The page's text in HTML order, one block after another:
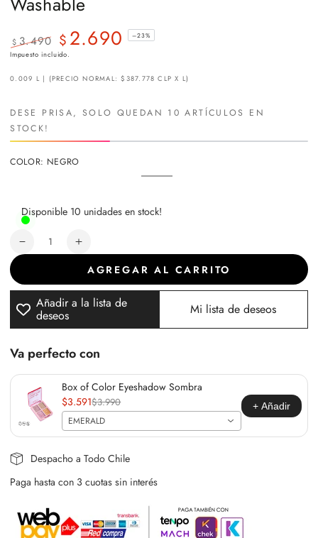
Precio
$ 3.490
Precio
venta
$2.690 –23%
Impuesto incluido.
0.009 L | (PRECIO NORMAL: $387.778 CLP X L)
DESE PRISA, SOLO QUEDAN 10 ARTÍCULOS EN
STOCK!
COLOR: NEGRO
Negro
Variante
no
disponible
Disponible 10 unidades en stock!
Cantidad
Reducir
Máscara
de
Pestaña
Max
Volume
Washable
Aumentar
para
Máscara
de
Max
Washable
AGREGAR AL CARRITO
Añadir a la lista de
deseos Mi lista de deseos
Va perfecto con
Box of Color Eyeshadow Sombra
$3.591$3.990
EMERALD
+ Añadir
Despacho a Todo Chile
Paga hasta con 3 cuotas sin interés